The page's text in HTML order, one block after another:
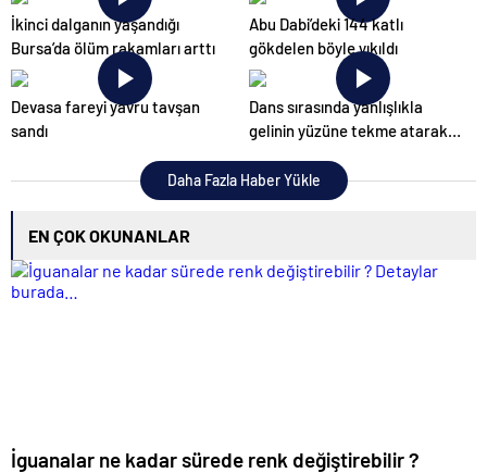
İkinci dalganın yaşandığı
Bursa’da ölüm rakamları arttı
Abu Dabi’deki 144 katlı
gökdelen böyle yıkıldı
Devasa fareyi yavru tavşan
sandı
Dans sırasında yanlışlıkla
gelinin yüzüne tekme atarak
Daha Fazla Haber Yükle
EN ÇOK OKUNANLAR
İguanalar ne kadar sürede renk değiştirebilir ?